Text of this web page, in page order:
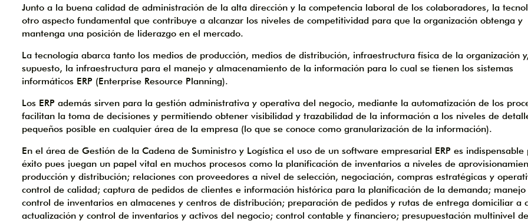
Junto a la buena calidad de administración de la alta dirección y la competencia laboral de los colaboradores, la
otro aspecto fundamental que contribuye a alcanzar los niveles de competitividad para que la organización obtenga y
mantenga una posición de liderazgo en el mercado.
La tecnología abarca tanto los medios de producción, medios de distribución, infraestructura física de la organización
supuesto, la infraestructura para el manejo y almacenamiento de la información para lo cual se tienen los sistemas
informáticos ERP (Enterprise Resource Planning).
Los ERP además sirven para la gestión administrativa y operativa del negocio, mediante la automatización de los
facilitan la toma de decisiones y permitiendo obtener visibilidad y trazabilidad de la información a los niveles de
pequeños posible en cualquier área de la empresa (lo que se conoce como granularización de la información).
En el área de Gestión de la Cadena de Suministro y Logística el uso de un software empresarial ERP es indispensable
éxito pues juegan un papel vital en muchos procesos como la planificación de inventarios a niveles de
producción y distribución; relaciones con proveedores a nivel de selección, negociación, compras estratégicas y
control de calidad; captura de pedidos de clientes e información histórica para la planificación de la demanda; manejo
control de inventarios en almacenes y centros de distribución; preparación de pedidos y rutas de entrega domiciliar a
actualización y control de inventarios y activos del negocio; control contable y financiero; presupuestación multinivel